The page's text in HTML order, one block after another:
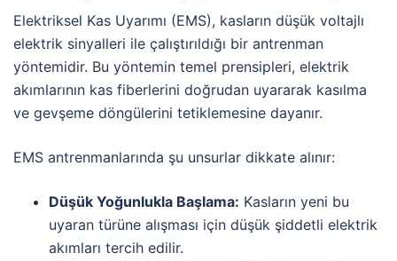
Elektriksel Kas Uyarımı (EMS), kasların düşük voltajlı
elektrik sinyalleri ile çalıştırıldığı bir antrenman
yöntemidir. Bu yöntemin temel prensipleri, elektrik
akımlarının kas fiberlerini doğrudan uyararak kasılma
ve gevşeme döngülerini tetiklemesine dayanır.
EMS antrenmanlarında şu unsurlar dikkate alınır:
Düşük Yoğunlukla Başlama: Kasların yeni bu
uyaran türüne alışması için düşük şiddetli elektrik
akımları tercih edilir.